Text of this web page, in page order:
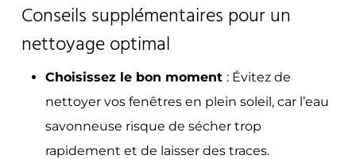
Conseils supplémentaires pour un
nettoyage optimal
Choisissez le bon moment :Évitez de
nettoyer vos fenêtres en plein soleil, car l’eau
savonneuse risque de sécher trop
rapidement et de laisser des traces.